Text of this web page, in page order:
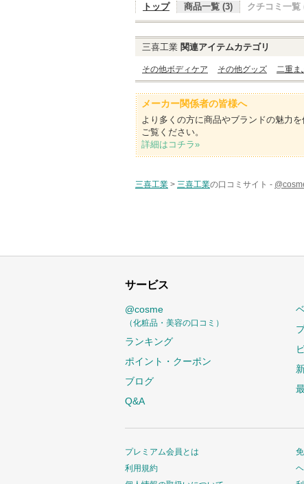
トップ 商品一覧 (3) クチコミ一覧
三喜工業 関連アイテムカテゴリ
その他ボディケア その他グッズ 二重ま
メーカー関係者の皆様へ
より多くの方に商品やブランドの魅力
ご覧ください。
詳細はコチラ»
三喜工業 > 三喜工業の口コミサイト -
サービス
@cosme
（化粧品・美容の口コミ）
ランキング
ポイント・クーポン
ブログ
Q&A
プレミアム会員とは
利用規約